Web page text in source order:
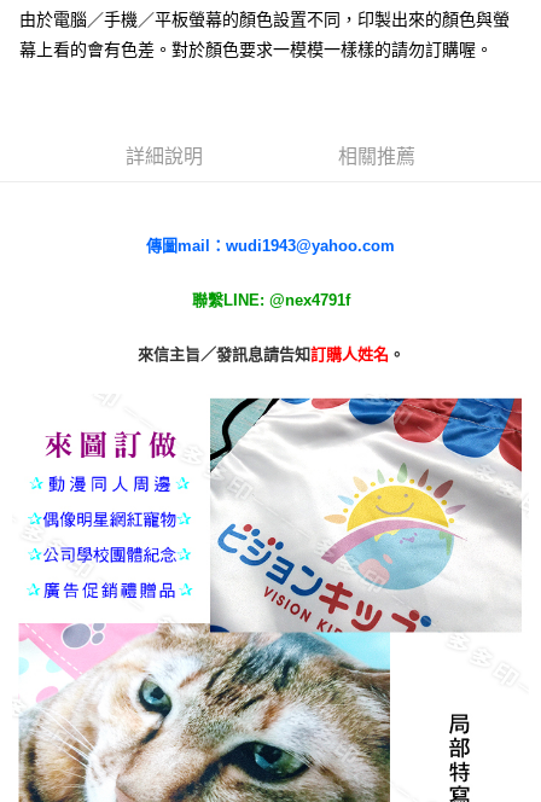
【注意事項】
１．透過由恩沛科技股份有限公司提供之「AFTEE先享後付」服務完成之交
３．未成年的使用者請事先徵得法定代理人或監護人之同意方可使用
時審查核予不同之上限額度；若仍有額度不足之情形，本公司將視審查結果
５．嚴禁一人註冊多個帳號或使用他人資訊註冊。若發現惡意使用之情形，
恩沛科技股份有限公司將有權停止該用戶之使用額度並採取法律行動。
宅配
每筆NT$180，滿NT$10,000(含以上)免運費
由於電腦／手機／平板螢幕的顏色設置不同，印製出來的顏色與螢
幕上看的會有色差。對於顏色要求一模模一樣樣的請勿訂購喔。
詳細說明 相關推薦
傳圖mail：wudi1943@yahoo.com
聯繫LINE: @nex4791f
來信主旨／發訊息請告知訂購人姓名 。